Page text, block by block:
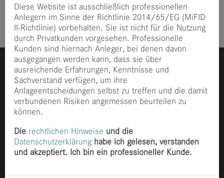
Diese Website ist ausschließlich professionellen
Anlegern im Sinne der Richtlinie 2014/65/EG (MiFID
II-Richtlinie) vorbehalten. Sie ist nicht für die Nutzung
durch Privatkunden vorgesehen. Professionelle
Kunden sind hiernach Anleger, bei denen davon
ausgegangen werden kann, dass sie über
ausreichende Erfahrungen, Kenntnisse und
Sachverstand verfügen, um ihre
Anlageentscheidungen selbst zu treffen und die damit
verbundenen Risiken angemessen beurteilen zu
können.
Die rechtlichen Hinweise und die
Datenschutzerklärung habe ich gelesen, verstanden
und akzeptiert. Ich bin ein professioneller Kunde.
Veröffentlichtvor 5 Jahre
Ganghoferstraße 70
80339 München
+49 89 2153 8490